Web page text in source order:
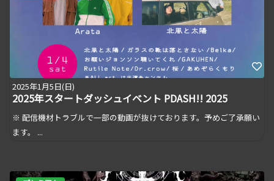
2025年1月5日(日)
2025年スタートダッシュイベント PDASH!! 2025
※ 配信機材トラブルで一部の動画が抜けております。予めご了承願い
ます。 ...